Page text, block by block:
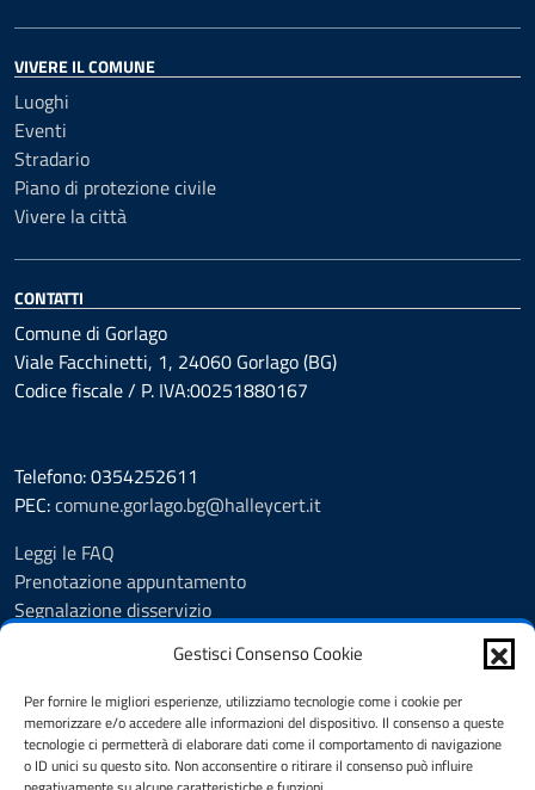
Gestisci Consenso Cookie
Per fornire le migliori esperienze, utilizziamo tecnologie come i cookie per
memorizzare e/o accedere alle informazioni del dispositivo. Il consenso a queste
tecnologie ci permetterà di elaborare dati come il comportamento di navigazione
o ID unici su questo sito. Non acconsentire o ritirare il consenso può influire
VIVERE IL COMUNE
Luoghi
Eventi
Stradario
Piano di protezione civile
Vivere la città
CONTATTI
Comune di Gorlago
Viale Facchinetti, 1, 24060 Gorlago (BG)
Codice fiscale / P. IVA:00251880167
Telefono: 0354252611
PEC:comune.gorlago.bg@halleycert.it
Leggi le FAQ
Prenotazione appuntamento
Segnalazione disservizio
Cookie Policy
Informativa privacy
Dichiarazione di accessibilità
Note legali